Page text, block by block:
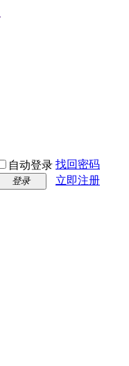
自动登录 找回密码
登录
立即注册